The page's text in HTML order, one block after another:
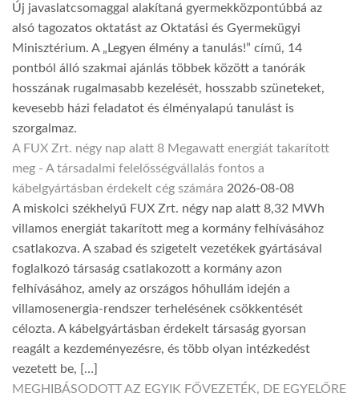
Új javaslatcsomaggal alakítaná gyermekközpontúbbá az
alsó tagozatos oktatást az Oktatási és Gyermekügyi
Minisztérium. A „Legyen élmény a tanulás!” című, 14
pontból álló szakmai ajánlás többek között a tanórák
hosszának rugalmasabb kezelését, hosszabb szüneteket,
kevesebb házi feladatot és élményalapú tanulást is
szorgalmaz.
A FUX Zrt. négy nap alatt 8 Megawatt energiát takarított
meg - A társadalmi felelősségvállalás fontos a
kábelgyártásban érdekelt cég számára 2026-08-08
A miskolci székhelyű FUX Zrt. négy nap alatt 8,32 MWh
villamos energiát takarított meg a kormány felhívásához
csatlakozva. A szabad és szigetelt vezetékek gyártásával
foglalkozó társaság csatlakozott a kormány azon
felhívásához, amely az országos hőhullám idején a
villamosenergia-rendszer terhelésének csökkentését
célozta. A kábelgyártásban érdekelt társaság gyorsan
reagált a kezdeményezésre, és több olyan intézkedést
vezetett be, […]
MEGHIBÁSODOTT AZ EGYIK FŐVEZETÉK, DE EGYELŐRE